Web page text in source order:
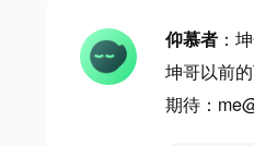
仰慕者 ：
坤哥以前
期待：